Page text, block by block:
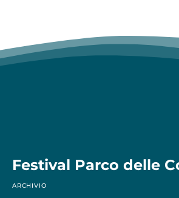
Festival Parco delle
ARCHIVIO